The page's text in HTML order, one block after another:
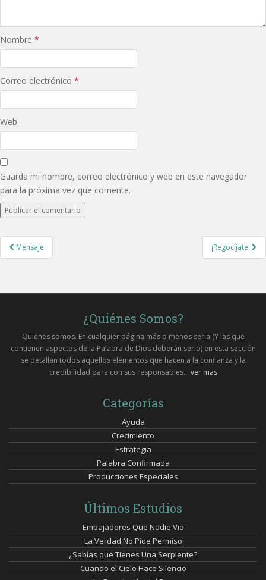
Nombre *
Correo electrónico *
Web
Guarda mi nombre, correo electrónico y web en este navegador
para la próxima vez que comente.
Post
navigation
Mensaje ¡Regocíjate!
¿Quiénes Somos?
Quienes somos. En cualquier página más o menos seria (Y las que
contienen aspectos de la Palabra de Dios deberán serlo) en esta sección
se detallan todos aquellos elementos que hacen a la confianza y la
credibilidad para con sus responsables... ver mas
Categorías
Ayuda
Crecimiento
Estrategia
Palabra Confirmada
Producciones Especiales
Últimos Estudios
Embajadores Que Nadie Vio
La Verdad No Pide Permiso
¿Sabías que Tienes Una Serpiente?
Cuando el Cielo Hace Silencio